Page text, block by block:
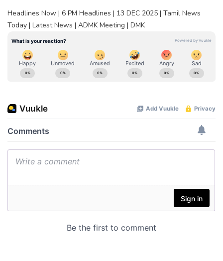
Headlines Now | 6 PM Headlines | 13 DEC 2025 | Tamil News
Today | Latest News | ADMK Meeting | DMK